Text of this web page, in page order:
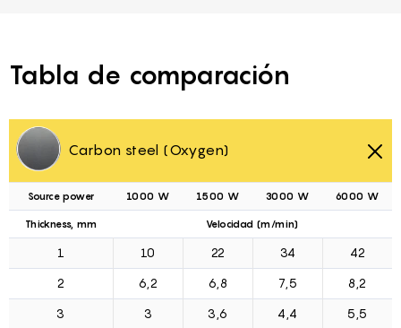
Tabla de comparación
Carbon steel (Oxygen)
Source power 1000 W 1500 W 3000 W 6000 W
Thickness, mm Velocidad (m/min)
1 10 22 34 42
2 6,2 6,8 7,5 8,2
3 3 3,6 4,4 5,5